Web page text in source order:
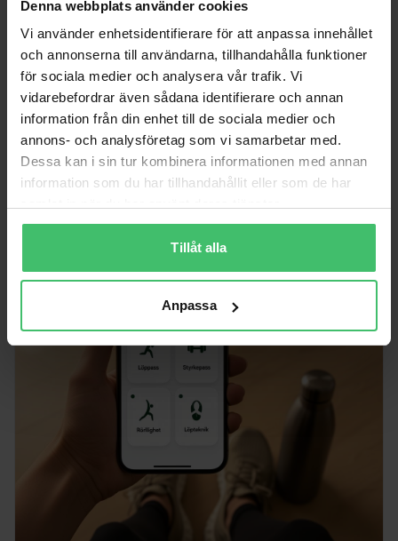
Denna webbplats använder cookies
Vi använder enhetsidentifierare för att anpassa innehållet
och annonserna till användarna, tillhandahålla funktioner
för sociala medier och analysera vår trafik. Vi
vidarebefordrar även sådana identifierare och annan
information från din enhet till de sociala medier och
annons- och analysföretag som vi samarbetar med.
Dessa kan i sin tur kombinera informationen med annan
information som du har tillhandahållit eller som de har
Tillåt alla
Anpassa
WEBBUTIK
Funktionella löparkläder, tillbehör, strumpor och skor.
Till butiken